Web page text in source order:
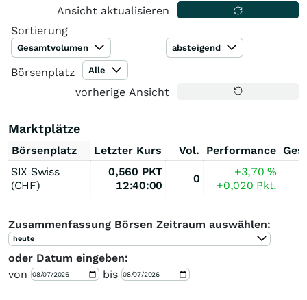
Ansicht aktualisieren
Sortierung
Gesamtvolumen absteigend
Börsenplatz Alle
vorherige Ansicht
Marktplätze
Börsenplatz Letzter Kurs Vol. Performance
SIX Swiss
(CHF)
0,560 PKT
12:40:00
0
+3,70%
+0,020 Pkt.
Zusammenfassung Börsen Zeitraum auswählen:
heute
oder Datum eingeben:
von
bis